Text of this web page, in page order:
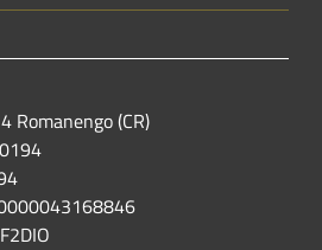
Romanengo (CR)